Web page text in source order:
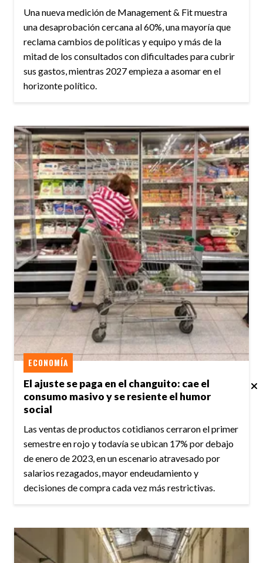
Una nueva medición de Management & Fit muestra
una desaprobación cercana al 60%, una mayoría que
reclama cambios de políticas y equipo y más de la
mitad de los consultados con dificultades para cubrir
sus gastos, mientras 2027 empieza a asomar en el
horizonte político.
El ajuste se paga en el changuito: cae el
consumo masivo y se resiente el humor
social
ECONOMÍA
Las ventas de productos cotidianos cerraron el primer
semestre en rojo y todavía se ubican 17% por debajo
de enero de 2023, en un escenario atravesado por
salarios rezagados, mayor endeudamiento y
decisiones de compra cada vez más restrictivas.